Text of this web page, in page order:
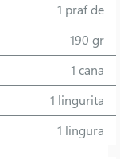
1 praf de
190 gr
1 cana
1 lingurita
1 lingura